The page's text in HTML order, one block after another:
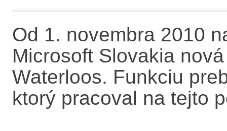
Od 1. novembra 2010
Microsoft Slovakia
Waterloos. Funkciu
ktorý pracoval na tejto